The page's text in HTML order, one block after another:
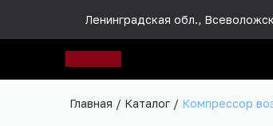
Ленинградская обл.,
Главная / Каталог / Компрессор